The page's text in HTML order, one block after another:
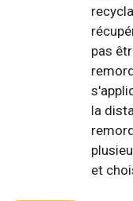
pas
la
et